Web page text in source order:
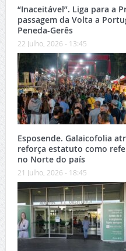
“Inaceitável”. Liga para a
passagem da Volta a
Peneda-Gerês
22 Julho, 2026 - 13:45
Esposende. Galaicofolia
reforça estatuto como
no Norte do país
21 Julho, 2026 - 18:45